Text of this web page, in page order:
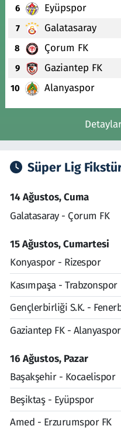
6 Eyüpspor
7 Galatasaray
8 Çorum FK
9 Gaziantep FK
10 Alanyaspor
Süper Lig
14 Ağustos, Cuma
Galatasaray - Çorum FK
15 Ağustos, Cumartesi
Konyaspor - Rizespor
Kasımpaşa - Trabzonspor
Gençlerbirliği S.K. -
Gaziantep FK - Alanyaspor
16 Ağustos, Pazar
Başakşehir - Kocaelispor
Beşiktaş - Eyüpspor
Amed - Erzurumspor FK